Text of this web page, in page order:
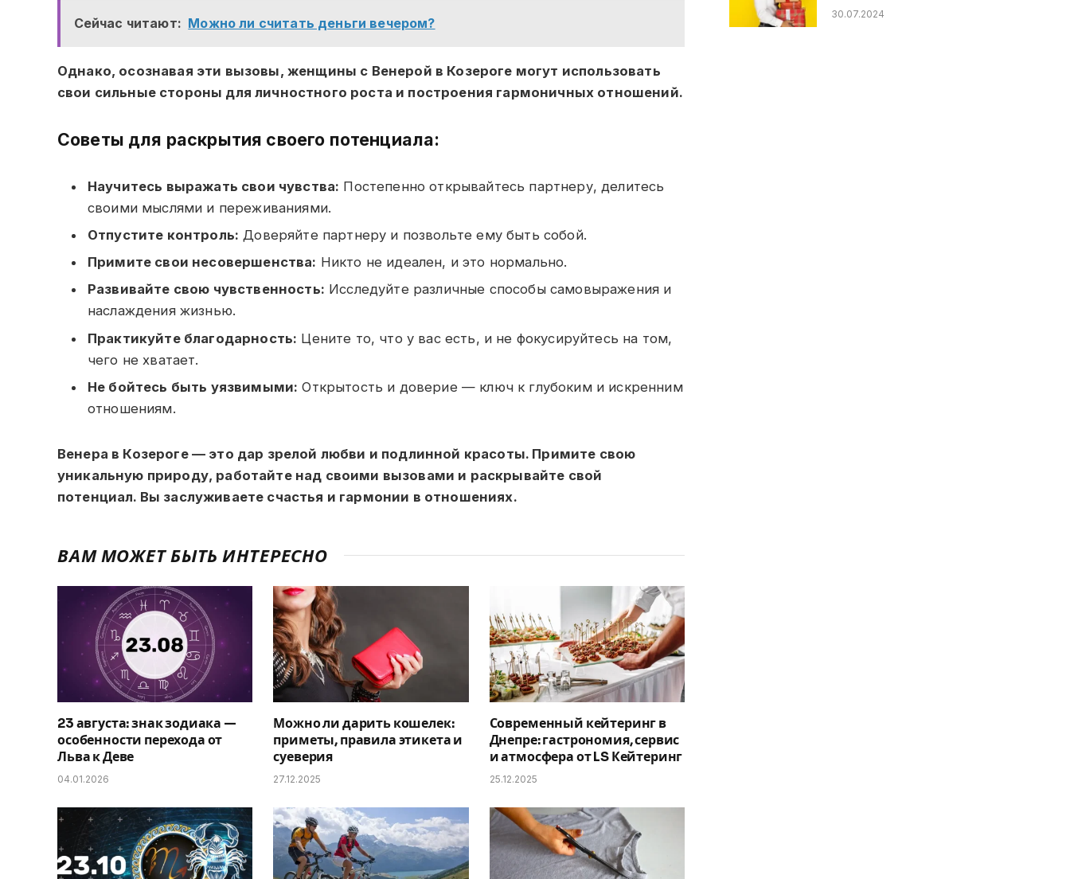
Сейчас читают: Можно ли считать деньги вечером?
Однако, осознавая эти вызовы, женщины с Венерой в Козероге могут использовать
свои сильные стороны для личностного роста и построения гармоничных отношений.
Советы для раскрытия своего потенциала:
Научитесь выражать свои чувства: Постепенно открывайтесь партнеру, делитесь
своими мыслями и переживаниями.
Отпустите контроль: Доверяйте партнеру и позвольте ему быть собой.
Примите свои несовершенства: Никто не идеален, и это нормально.
Развивайте свою чувственность: Исследуйте различные способы самовыражения и
наслаждения жизнью.
Практикуйте благодарность: Цените то, что у вас есть, и не фокусируйтесь на том,
чего не хватает.
Не бойтесь быть уязвимыми: Открытость и доверие — ключ к глубоким и искренним
отношениям.
Венера в Козероге — это дар зрелой любви и подлинной красоты. Примите свою
уникальную природу, работайте над своими вызовами и раскрывайте свой
потенциал. Вы заслуживаете счастья и гармонии в отношениях.
ВАМ МОЖЕТ БЫТЬ ИНТЕРЕСНО
23 августа: знак зодиака —
особенности перехода от
Льва к Деве
04.01.2026
Можно ли дарить кошелек:
приметы, правила этикета и
суеверия
27.12.2025
Современный кейтеринг в
Днепре: гастрономия, сервис
и атмосфера от LS Кейтеринг
25.12.2025
30.07.2024